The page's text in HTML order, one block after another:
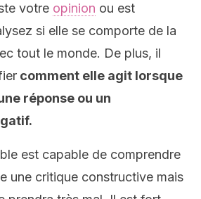
votre opinion ou est
si elle se comporte de la
tout le monde. De plus, il
comment elle agit lorsque
réponse ou un
est capable de comprendre
une critique constructive mais